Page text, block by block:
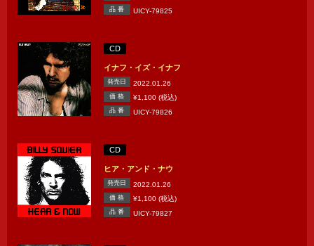
品 番 UICY-79825
CD
イナフ・イズ・イナフ
発売日 2022.01.26
価 格 ¥1,100 (税込)
品 番 UICY-79826
CD
ヒア・アンド・ナウ
発売日 2022.01.26
価 格 ¥1,100 (税込)
品 番 UICY-79827